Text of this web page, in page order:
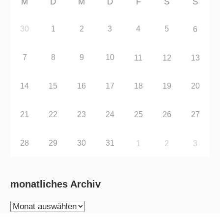
30 1 2 3 4 5 6
7 8 9 10 11 12 13
14 15 16 17 18 19 20
21 22 23 24 25 26 27
28 29 30 31 1 2 3
monatliches Archiv
monatliches